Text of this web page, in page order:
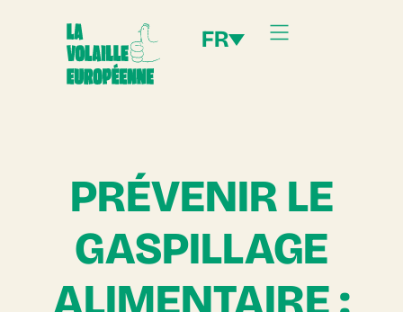
FR
PRÉVENIR LE
GASPILLAGE
ALIMENTAIRE :